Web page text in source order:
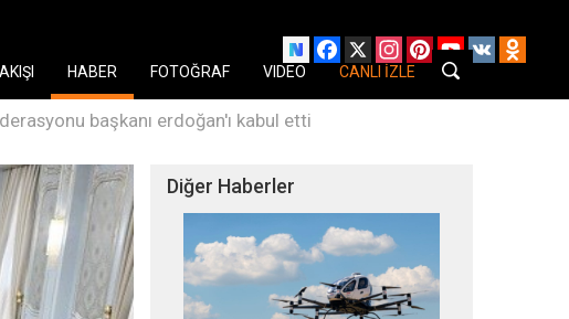
Facebook
X Instagram
PinterestYouTube
VK
HABER FOTOĞRAF VIDEO CANLI İZLE
başkanı erdoğan'ı kabul etti
Diğer Haberler